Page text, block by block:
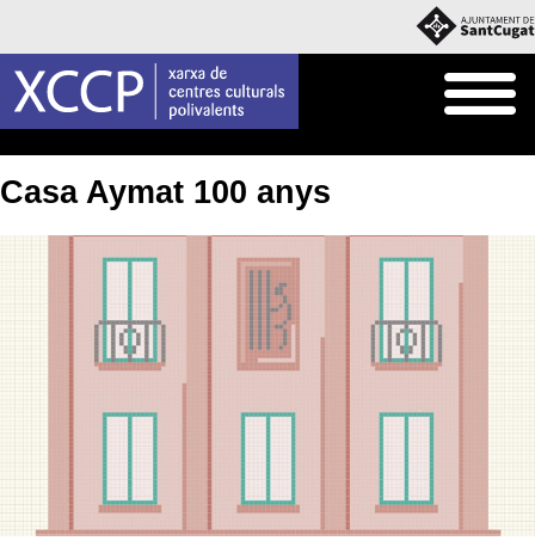
Casa Aymat 100 anys